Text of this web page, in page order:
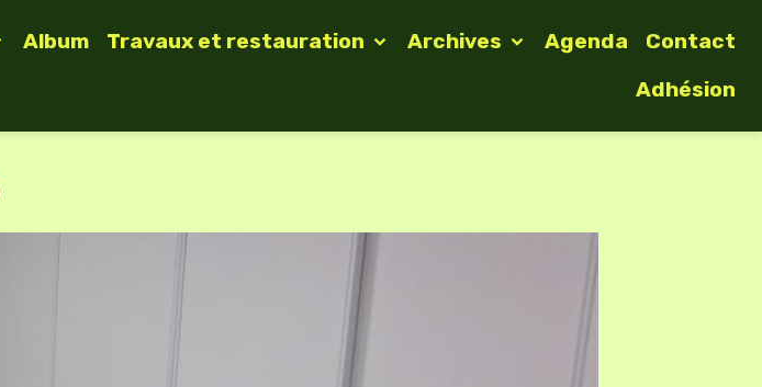
Album Travaux et restauration Archives Agenda
Contact
Adhésion